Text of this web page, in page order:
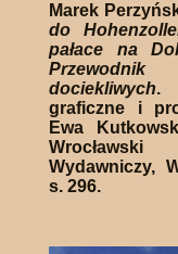
Marek
do
pałace na
dociekliwych.
graficzne i
Ewa
Wydawniczy,
s. 296.